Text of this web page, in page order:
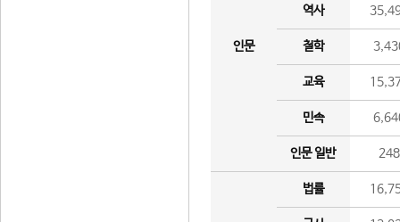
인문
역사
철학
교육
민속
인문 일반 248
법률